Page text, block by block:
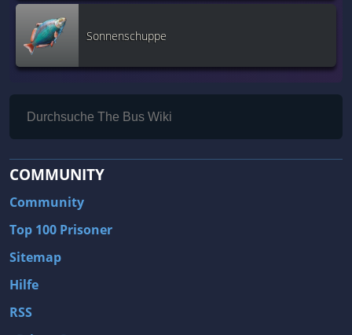
Sonnenschuppe
COMMUNITY
Community
Top 100 Prisoner
Sitemap
Hilfe
RSS